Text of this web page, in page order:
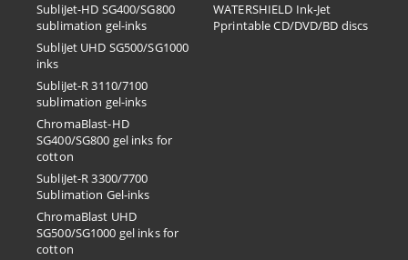
SubliJet-HD SG400/SG800
sublimation gel-inks
SubliJet UHD SG500/SG1000
inks
SubliJet-R 3110/7100
sublimation gel-inks
ChromaBlast-HD
SG400/SG800 gel inks for
cotton
SubliJet-R 3300/7700
Sublimation Gel-inks
ChromaBlast UHD
SG500/SG1000 gel inks for
cotton
​WATERSHIELD Ink-Jet
Pprintable CD/DVD/BD discs